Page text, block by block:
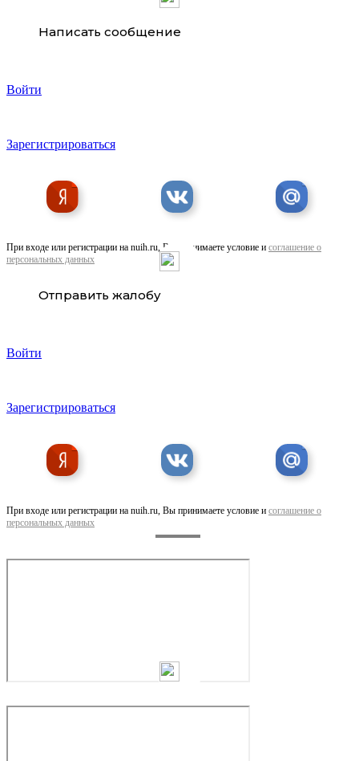
Написать сообщение
Войти
Зарегистрироваться
При входе или регистрации на nuih.ru, Вы принимаете условие и соглашение о
персональных данных
Отправить жалобу
Войти
Зарегистрироваться
При входе или регистрации на nuih.ru, Вы принимаете условие и соглашение о
персональных данных